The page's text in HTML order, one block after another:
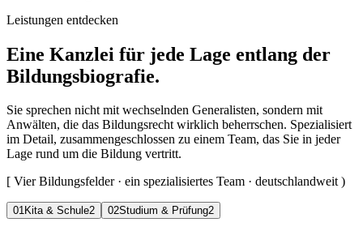
Leistungen entdecken
Eine Kanzlei für jede Lage entlang der
Bildungsbiografie.
Sie sprechen nicht mit wechselnden Generalisten, sondern mit
Anwälten, die das Bildungsrecht wirklich beherrschen. Spezialisiert
im Detail, zusammengeschlossen zu einem Team, das Sie in jeder
Lage rund um die Bildung vertritt.
[ Vier Bildungsfelder · ein spezialisiertes Team · deutschlandweit)
01Kita & Schule2 02Studium & Prüfung2